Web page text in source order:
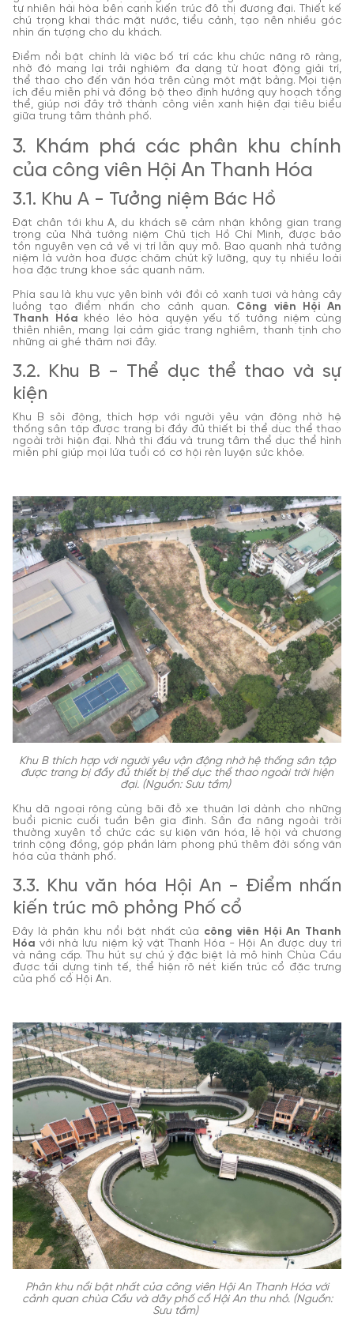
tự nhiên hài hòa bên cạnh kiến trúc đô thị đương đại. Thiết kế
chú trọng khai thác mặt nước, tiểu cảnh, tạo nên nhiều góc
nhìn ấn tượng cho du khách.
Điểm nổi bật chính là việc bố trí các khu chức năng rõ ràng,
nhờ đó mang lại trải nghiệm đa dạng từ hoạt động giải trí,
thể thao cho đến văn hóa trên cùng một mặt bằng. Mọi tiện
ích đều miễn phí và đồng bộ theo định hướng quy hoạch tổng
thể, giúp nơi đây trở thành công viên xanh hiện đại tiêu biểu
giữa trung tâm thành phố.
3. Khám phá các phân khu chính
của công viên Hội An Thanh Hóa
3.1. Khu A - Tưởng niệm Bác Hồ
Đặt chân tới khu A, du khách sẽ cảm nhận không gian trang
trọng của Nhà tưởng niệm Chủ tịch Hồ Chí Minh, được bảo
tồn nguyên vẹn cả về vị trí lẫn quy mô. Bao quanh nhà tưởng
niệm là vườn hoa được chăm chút kỹ lưỡng, quy tụ nhiều loài
hoa đặc trưng khoe sắc quanh năm.
Phía sau là khu vực yên bình với đồi cỏ xanh tươi và hàng cây
luồng tạo điểm nhấn cho cảnh quan. Công viên Hội An
Thanh Hóa khéo léo hòa quyện yếu tố tưởng niệm cùng
thiên nhiên, mang lại cảm giác trang nghiêm, thanh tịnh cho
những ai ghé thăm nơi đây.
3.2. Khu B - Thể dục thể thao và sự
kiện
Khu B sôi động, thích hợp với người yêu vận động nhờ hệ
thống sân tập được trang bị đầy đủ thiết bị thể dục thể thao
ngoài trời hiện đại. Nhà thi đấu và trung tâm thể dục thể hình
miễn phí giúp mọi lứa tuổi có cơ hội rèn luyện sức khỏe.
Khu B thích hợp với người yêu vận động nhờ hệ thống sân tập
được trang bị đầy đủ thiết bị thể dục thể thao ngoài trời hiện
đại. (Nguồn: Sưu tầm)
Khu dã ngoại rộng cùng bãi đỗ xe thuận lợi dành cho những
buổi picnic cuối tuần bên gia đình. Sân đa năng ngoài trời
thường xuyên tổ chức các sự kiện văn hóa, lễ hội và chương
trình cộng đồng, góp phần làm phong phú thêm đời sống văn
hóa của thành phố.
3.3. Khu văn hóa Hội An - Điểm nhấn
kiến trúc mô phỏng Phố cổ
Đây là phân khu nổi bật nhất của công viên Hội An Thanh
Hóa với nhà lưu niệm kỷ vật Thanh Hóa - Hội An được duy trì
và nâng cấp. Thu hút sự chú ý đặc biệt là mô hình Chùa Cầu
được tái dựng tinh tế, thể hiện rõ nét kiến trúc cổ đặc trưng
của phố cổ Hội An.
Phân khu nổi bật nhất của công viên Hội An Thanh Hóa với
cảnh quan chùa Cầu và dãy phố cổ Hội An thu nhỏ. (Nguồn:
Sưu tầm)